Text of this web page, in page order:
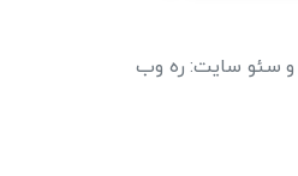
و سئو سایت: ره وب